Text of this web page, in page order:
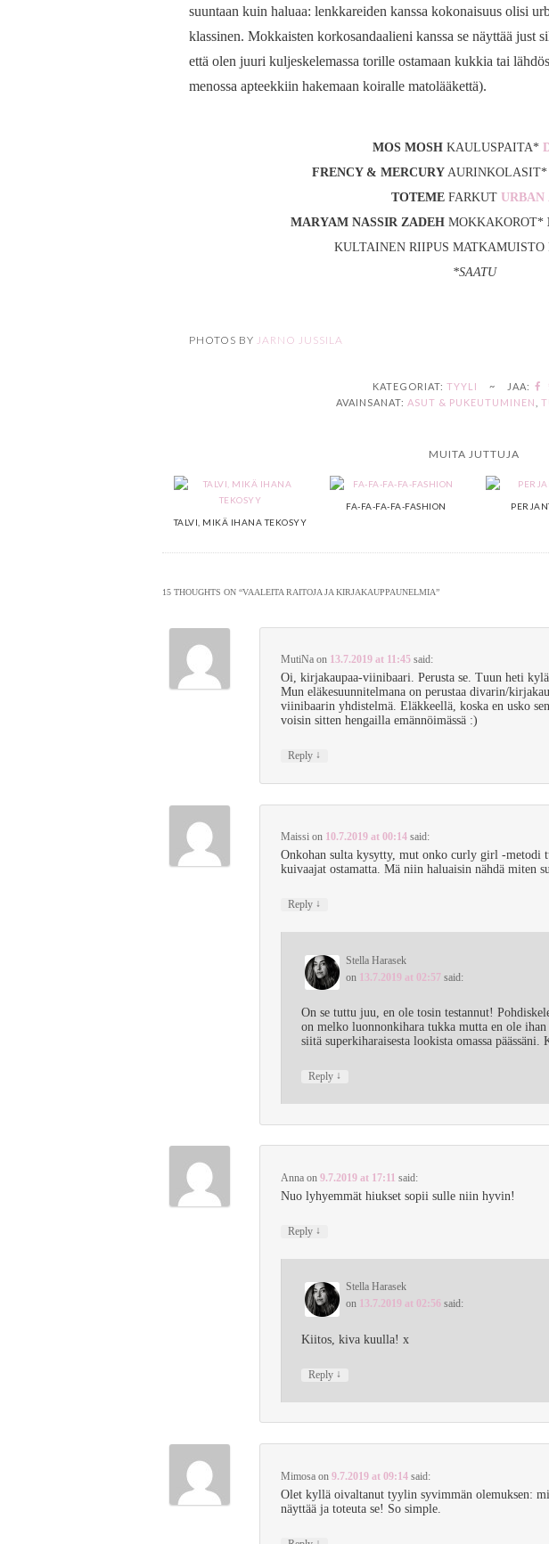
suuntaan kuin haluaa: lenkkareiden kanssa kokonaisuus olisi
klassinen. Mokkaisten korkosandaalieni kanssa se näyttää just
että olen juuri kuljeskelemassa torille ostamaan kukkia tai
menossa apteekkiin hakemaan koiralle matolääkettä).
MOS MOSHKAULUSPAITA*
FRENCY & MERCURY AURINKOLASIT*
TOTEME FARKUT URBAN
MARYAM NASSIR ZADEH MOKKAKOROT*
KULTAINEN RIIPUS MATKAMUISTO
*SAATU
PHOTOS BY JARNO JUSSILA
KATEGORIAT: TYYLI ~
JAA:
AVAINSANAT: ASUT & PUKEUTUMINEN
MUITA JUTTUJA
TALVI, MIKÄ IHANA TEKOSYY
FA-FA-FA-FA-FASHION
15 THOUGHTS ON “VAALEITA RAITOJA JA KIRJAKAUPPAUNELMIA”
MutiNaon 13.7.2019 at 11:45 said:
Oi, kirjakaupaa-viinibaari. Perusta se. Tuun heti
Mun eläkesuunnitelmana on perustaa divarin/
viinibaarin yhdistelmä. Eläkkeellä, koska en usko
voisin sitten hengailla emännöimässä :)
Reply ↓
Maission 10.7.2019 at 00:14 said:
Onkohan sulta kysytty, mut onko curly girl -metodi
kuivaajat ostamatta. Mä niin haluaisin nähdä miten
Reply ↓
Stella Harasek
on 13.7.2019 at 02:57 said:
On se tuttu juu, en ole tosin testannut!
on melko luonnonkihara tukka mutta en ole
siitä superkiharaisesta lookista omassa päässäni.
Reply ↓
Annaon 9.7.2019 at 17:11 said:
Nuo lyhyemmät hiukset sopii sulle niin hyvin!
Reply ↓
Stella Harasek
on 13.7.2019 at 02:56 said:
Kiitos, kiva kuulla! x
Reply ↓
Mimosaon 9.7.2019 at 09:14 said:
Olet kyllä oivaltanut tyylin syvimmän olemuksen:
näyttää ja toteuta se! So simple.